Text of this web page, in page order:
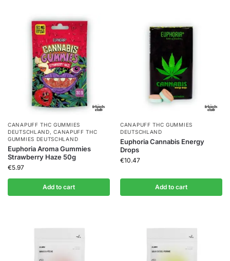
CANAPUFF THC GUMMIES​
DEUTSCHLAND,CANAPUFF THC
GUMMIES​ DEUTSCHLAND
Euphoria Aroma Gummies
Strawberry Haze 50g
€5.97
Add to cart
CANAPUFF THC GUMMIES​
DEUTSCHLAND
Euphoria Cannabis Energy
Drops
€10.47
Add to cart